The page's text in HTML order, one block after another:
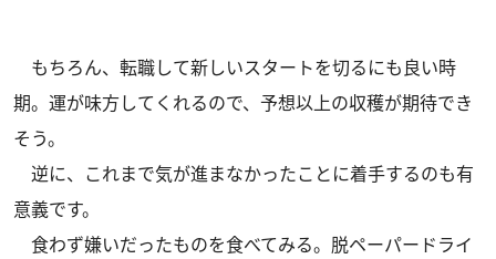
もちろん、転職して新しいスタートを切るにも良い時
期。運が味方してくれるので、予想以上の収穫が期待でき
そう。
逆に、これまで気が進まなかったことに着手するのも有
意義です。
食わず嫌いだったものを食べてみる。脱ペーパードライ